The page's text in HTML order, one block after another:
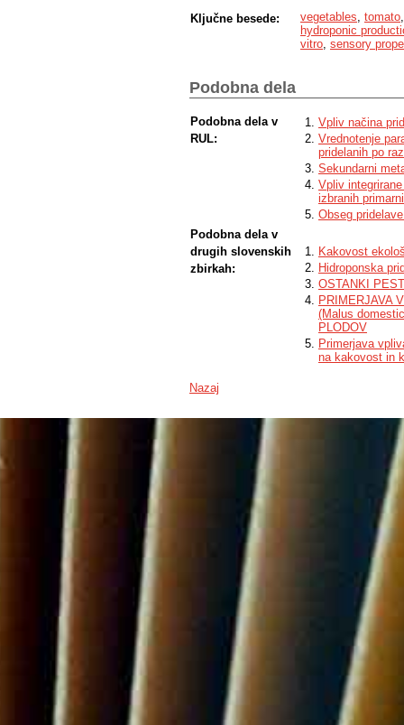
tomatoes and salads. The AOP in
and reduced in salads. Organic
Amaneta tomato and Comice salad. In
the method of cultivation does not
slight differences between the
found between different varieties.
Ključne besede: vegetables tomato
hydroponic
vitro sensory
Podobna dela
Podobna dela v
RUL:
Vpliv načina
Vrednotenje
pridelanih po
Sekundarni
Vpliv
izbranih
Obseg
Podobna dela v
drugih slovenskih
zbirkah:
Kakovost
Hidroponska
OSTANKI
PRIMERJAVA
(Malus
PLODOV
Primerjava
na kakovost in
Nazaj